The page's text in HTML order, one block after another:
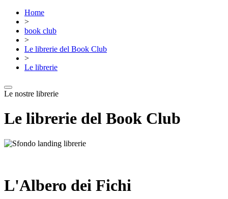
Home
>
book club
>
Le librerie del Book Club
>
Le librerie
Le nostre librerie
Le librerie del Book Club
L'Albero dei Fichi